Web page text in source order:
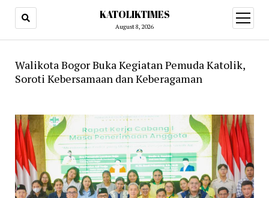
KATOLIKTIMES
August 8, 2026
open
menu
Walikota Bogor Buka Kegiatan Pemuda Katolik,
Soroti Kebersamaan dan Keberagaman